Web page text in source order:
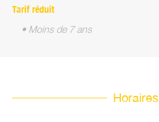
Tarif réduit
• Moins de 7 ans
Horaires